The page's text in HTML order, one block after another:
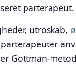
parterapeut.
utroskab,
Gottman-